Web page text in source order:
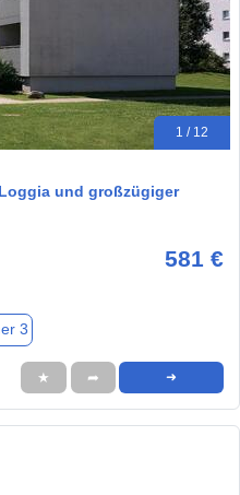
1 / 12
und großzügiger
581 €
3
★ ➦ ➜